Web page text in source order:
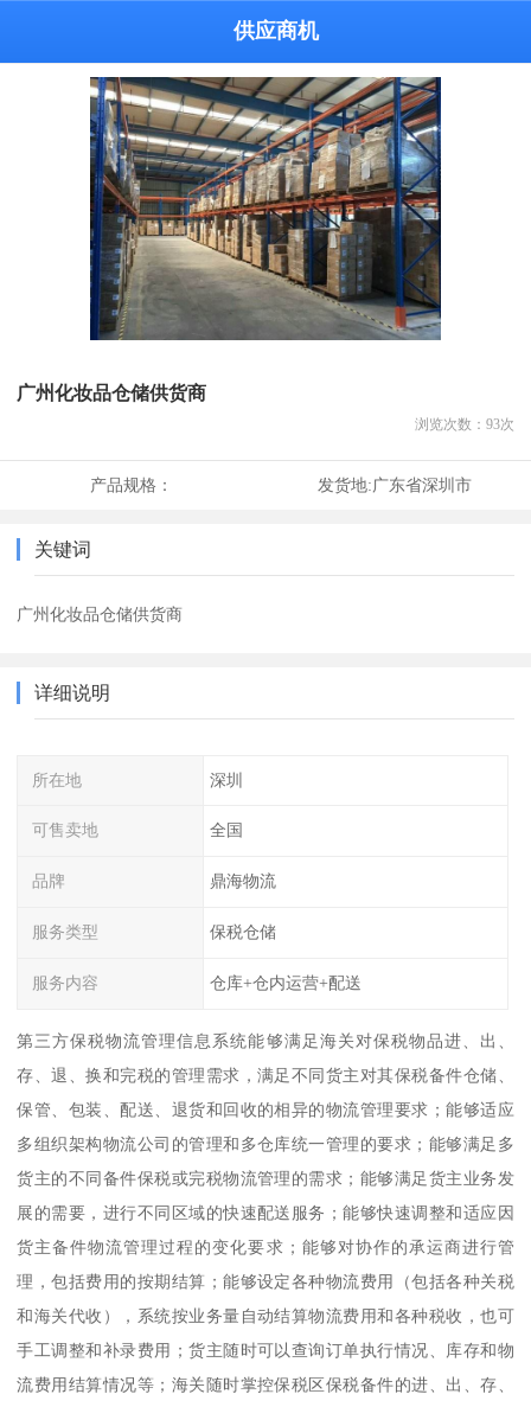
供应商机
广州化妆品仓储供货商
浏览次数： 93次
产品规格： 发货地:广东省深圳市
关键词
广州化妆品仓储供货商
详细说明
所在地 深圳
可售卖地 全国
品牌 鼎海物流
服务类型 保税仓储
服务内容 仓库+仓内运营+配送
第三方保税物流管理信息系统能够满足海关对保税物品进、出、
存、退、换和完税的管理需求，满足不同货主对其保税备件仓储、
保管、包装、配送、退货和回收的相异的物流管理要求；能够适应
多组织架构物流公司的管理和多仓库统一管理的要求；能够满足多
货主的不同备件保税或完税物流管理的需求；能够满足货主业务发
展的需要，进行不同区域的快速配送服务；能够快速调整和适应因
货主备件物流管理过程的变化要求；能够对协作的承运商进行管
理，包括费用的按期结算；能够设定各种物流费用（包括各种关税
和海关代收），系统按业务量自动结算物流费用和各种税收，也可
手工调整和补录费用；货主随时可以查询订单执行情况、库存和物
流费用结算情况等；海关随时掌控保税区保税备件的进、出、存、